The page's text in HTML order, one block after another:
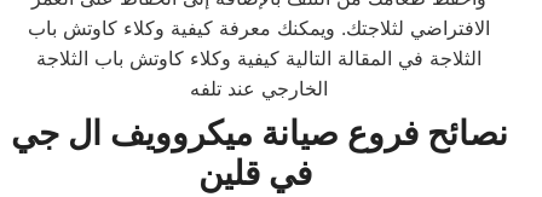
الافتراضي لثلاجتك. ويمكنك معرفة كيفية وكلاء كاوتش باب
الثلاجة في المقالة التالية كيفية وكلاء كاوتش باب الثلاجة
الخارجي عند تلفه
نصائح فروع صيانة ميكروويف ال جي
في قلين